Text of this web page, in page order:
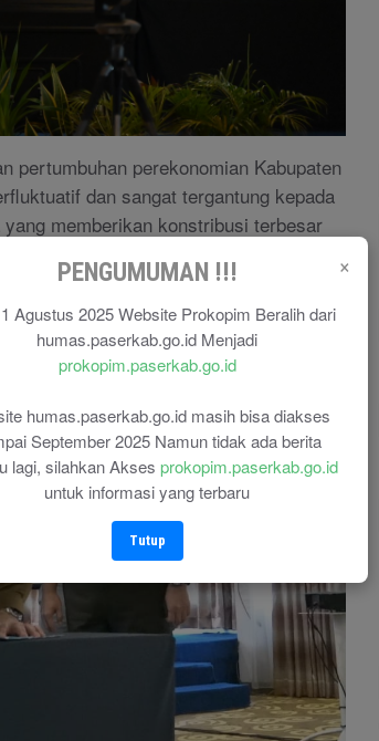
×
PENGUMUMAN !!!
Agustus 2025 Website Prokopim Beralih dari
humas.paserkab.go.id Menjadi
prokopim.paserkab.go.id
humas.paserkab.go.id masih bisa diakses
September 2025 Namun tidak ada berita
lagi, silahkan Akses prokopim.paserkab.go.id
untuk informasi yang terbaru
Tutup
pertumbuhan perekonomian Kabupaten
dan sangat tergantung kepada
memberikan konstribusi terbesar